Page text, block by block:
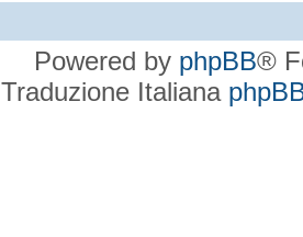
Powered by phpBB®
Traduzione Italiana